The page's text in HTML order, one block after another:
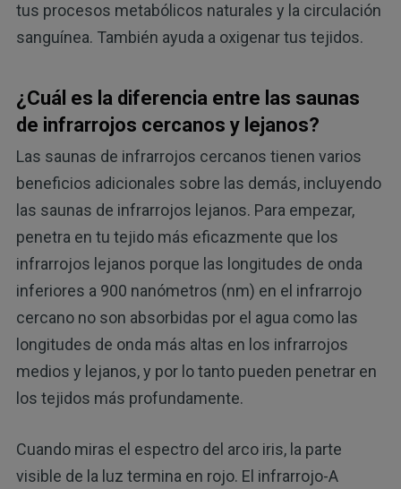
tus procesos metabólicos naturales y la circulación
sanguínea. También ayuda a oxigenar tus tejidos.
¿Cuál es la diferencia entre las saunas
de infrarrojos cercanos y lejanos?
Las saunas de infrarrojos cercanos tienen varios
beneficios adicionales sobre las demás, incluyendo
las saunas de infrarrojos lejanos. Para empezar,
penetra en tu tejido más eficazmente que los
infrarrojos lejanos porque las longitudes de onda
inferiores a 900 nanómetros (nm) en el infrarrojo
cercano no son absorbidas por el agua como las
longitudes de onda más altas en los infrarrojos
medios y lejanos, y por lo tanto pueden penetrar en
los tejidos más profundamente.
Cuando miras el espectro del arco iris, la parte
visible de la luz termina en rojo. El infrarrojo-A